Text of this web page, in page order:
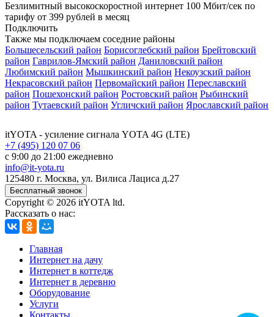
Безлимитный высокоскоростной интернет 100 Мбит/сек по
тарифу от 399 рублей в месяц
Подключить
Также мы подключаем соседние районы
Большесельский район Борисоглебский район Брейтовский
район Гаврилов-Ямский район Даниловский район
Любимский район Мышкинский район Некоузский район
Некрасовский район Первомайский район Переславский
район Пошехонский район Ростовский район Рыбинский
район Тутаевский район Угличский район Ярославский район
itYOTA - усиление сигнала YOTA 4G (LTE)
+7 (495) 120 07 06
с 9:00 до 21:00 ежедневно
info@it-yota.ru
125480 г. Москва, ул. Вилиса Лациса д.27
Бесплатный звонок
Copyright © 2026 itYOTA ltd.
Рассказать о нас:
Главная
Интернет на дачу
Интернет в коттедж
Интернет в деревню
Оборудование
Услуги